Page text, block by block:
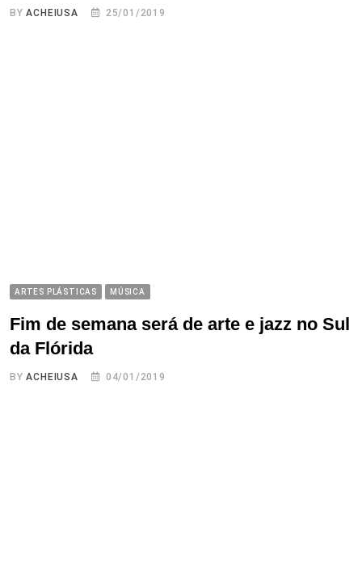
BYACHEIUSA 25/01/2019
ARTES PLÁSTICAS MÚSICA
Fim de semana será de arte e jazz no Sul
da Flórida
BYACHEIUSA 04/01/2019